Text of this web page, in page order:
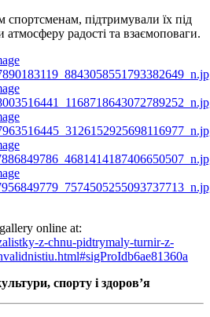
підтримували їх під
атмосферу радості та взаємоповаги.
online at:
z-chnu-pidtrymaly-turnir-z-
спорту і здоров’я